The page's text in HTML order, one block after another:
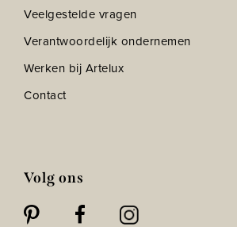
Veelgestelde vragen
Verantwoordelijk ondernemen
Werken bij Artelux
Contact
Volg ons